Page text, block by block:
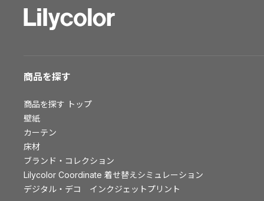
仙台ショールーム
お客様サポート
お客様サポート トップ
資料ダウンロード
画像ダウンロード
動画一覧
お手入れ便利帳
お役立ち資料
お問い合わせ（一般のお客様）
商品を探す
商品を探す トップ
壁紙
カーテン
床材
ブランド・コレクション
Lilycolor Coordinate 着せ替えシミュレーション
デジタル・デコ インクジェットプリント